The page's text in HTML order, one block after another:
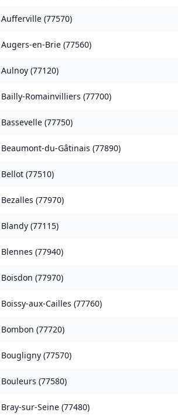
Aufferville (77570)
Augers-en-Brie (77560)
Aulnoy (77120)
Bailly-Romainvilliers (77700)
Bassevelle (77750)
Beaumont-du-Gâtinais (77890)
Bellot (77510)
Bezalles (77970)
Blandy (77115)
Blennes (77940)
Boisdon (77970)
Boissy-aux-Cailles (77760)
Bombon (77720)
Bougligny (77570)
Bouleurs (77580)
Bray-sur-Seine (77480)